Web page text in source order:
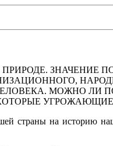
ЗНАЧЕНИЕ
МОЖНО ЛИ
на историю